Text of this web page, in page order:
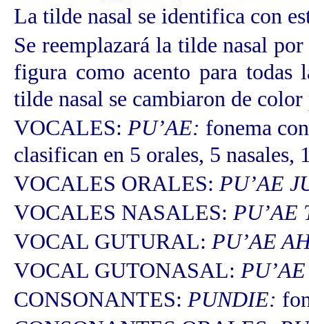
La tilde nasal se identifica con
Se reemplazará la tilde nasal
figura como acento para todas
tilde nasal se cambiaron de
VOCALES: PU’AE: fonema
clasifican en 5 orales, 5 nasales,
VOCALES ORALES: PU’AE
VOCALES NASALES: PU’AE
VOCAL GUTURAL: PU’AE
VOCAL GUTONASAL:
CONSONANTES: PUNDIE: